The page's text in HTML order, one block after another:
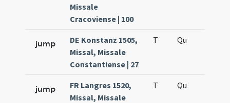
Missale
Cracoviense | 100
jump
DE Konstanz 1505,
Missal, Missale
Constantiense | 27
T Qu
jump
FR Langres 1520,
Missal, Missale
T Qu